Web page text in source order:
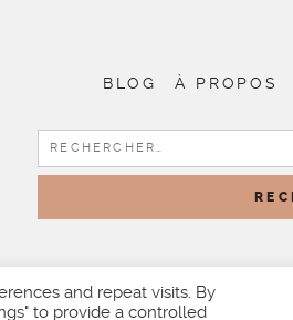
BLOG À PROPOS
and repeat visits. By
to provide a controlled